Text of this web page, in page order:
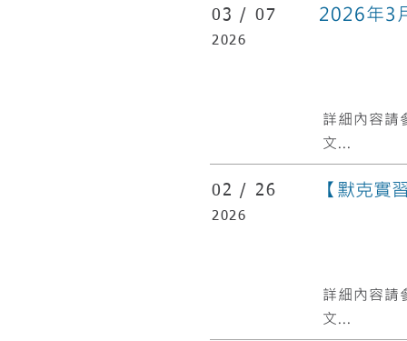
03 / 07
2026
2026年3
詳細內容請
文...
02 / 26
2026
【默克實
詳細內容請
文...